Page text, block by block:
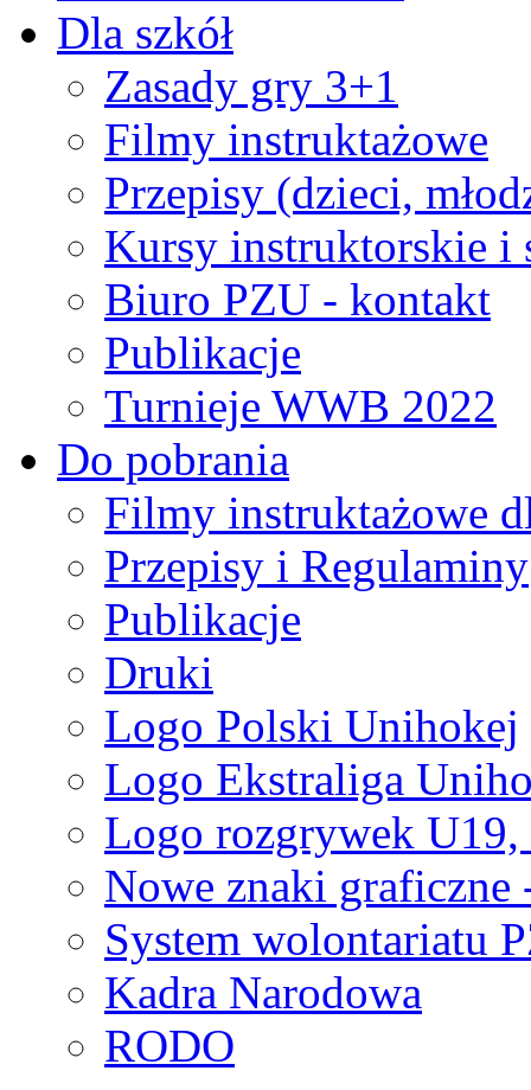
Dla szkół
Zasady gry 3+1
Filmy instruktażowe
Przepisy (dzieci,
Kursy instruktorskie i
Biuro PZU - kontakt
Publikacje
Turnieje WWB 2022
Do pobrania
Filmy instruktażowe
Przepisy i Regulaminy
Publikacje
Druki
Logo Polski Unihokej
Logo Ekstraliga
Logo rozgrywek
Nowe znaki graficzne
System wolontariatu
Kadra Narodowa
RODO